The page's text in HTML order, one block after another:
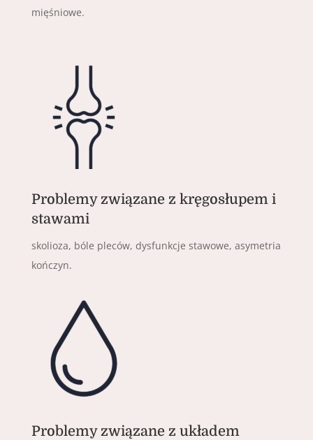
mięśniowe.
Problemy związane z kręgosłupem i
stawami
skolioza, bóle pleców, dysfunkcje stawowe, asymetria
kończyn.
Problemy związane z układem